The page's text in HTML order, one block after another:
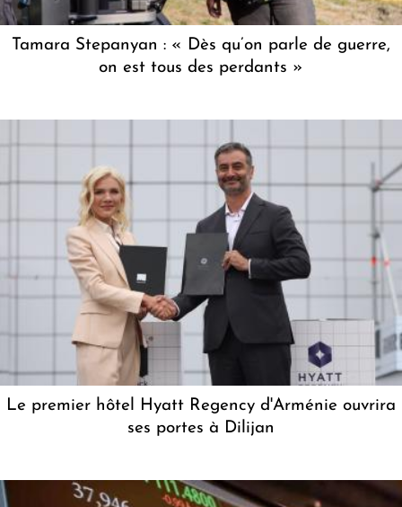
Tamara Stepanyan : « Dès qu’on parle de guerre,
on est tous des perdants »
Le premier hôtel Hyatt Regency d'Arménie ouvrira
ses portes à Dilijan